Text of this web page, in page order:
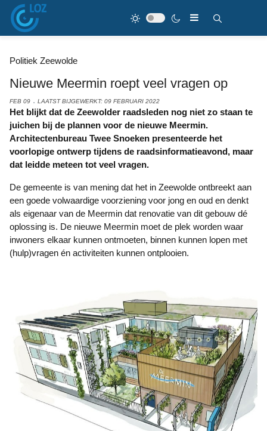
Politiek Zeewolde
Nieuwe Meermin roept veel vragen op
FEB 09 LAATST BIJGEWERKT: 09 FEBRUARI 2022
Het blijkt dat de Zeewolder raadsleden nog niet zo staan te
juichen bij de plannen voor de nieuwe Meermin.
Architectenbureau Twee Snoeken presenteerde het
voorlopige ontwerp tijdens de raadsinformatieavond, maar
dat leidde meteen tot veel vragen.
De gemeente is van mening dat het in Zeewolde ontbreekt aan
een goede volwaardige voorziening voor jong en oud en denkt
als eigenaar van de Meermin dat renovatie van dit gebouw dé
oplossing is. De nieuwe Meermin moet de plek worden waar
inwoners elkaar kunnen ontmoeten, binnen kunnen lopen met
(hulp)vragen én activiteiten kunnen ontplooien.